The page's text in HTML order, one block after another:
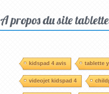
A propos du site
kidspad 4 avis tablette
videojet kidspad 4